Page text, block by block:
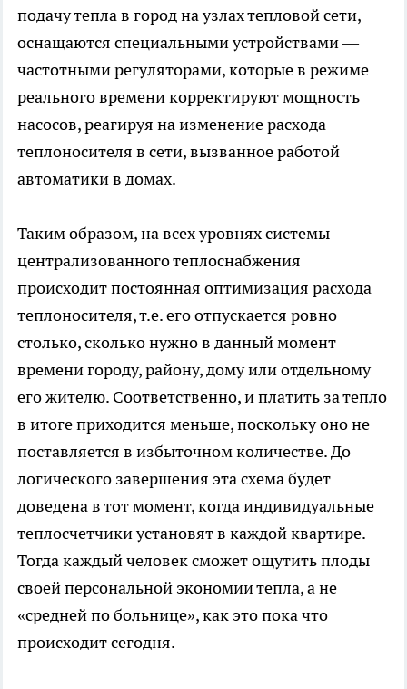
подачу тепла в город на узлах тепловой сети,
оснащаются специальными устройствами —
частотными регуляторами, которые в режиме
реального времени корректируют мощность
насосов, реагируя на изменение расхода
теплоносителя в сети, вызванное работой
автоматики в домах.
Таким образом, на всех уровнях системы
централизованного теплоснабжения
происходит постоянная оптимизация расхода
теплоносителя, т.е. его отпускается ровно
столько, сколько нужно в данный момент
времени городу, району, дому или отдельному
его жителю. Соответственно, и платить за тепло
в итоге приходится меньше, поскольку оно не
поставляется в избыточном количестве. До
логического завершения эта схема будет
доведена в тот момент, когда индивидуальные
теплосчетчики установят в каждой квартире.
Тогда каждый человек сможет ощутить плоды
своей персональной экономии тепла, а не
«средней по больнице», как это пока что
происходит сегодня.